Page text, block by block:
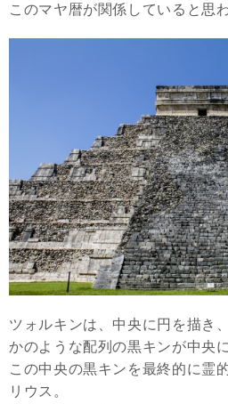
このマヤ暦が関係していると思
ツォルキンは、中央に円を描き
かのような配列の黒キンが中央
この中央の黒キンを最終的に霊
リウス。